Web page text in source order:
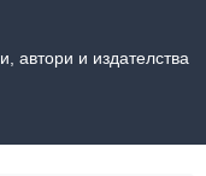
автори и издателства